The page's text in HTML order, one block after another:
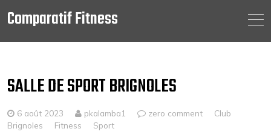
content
Comparatif Fitness
SALLE DE SPORT BRIGNOLES
6 août 2023 pkalamba1 zero comment
Club
Brignoles
Fitness Sport